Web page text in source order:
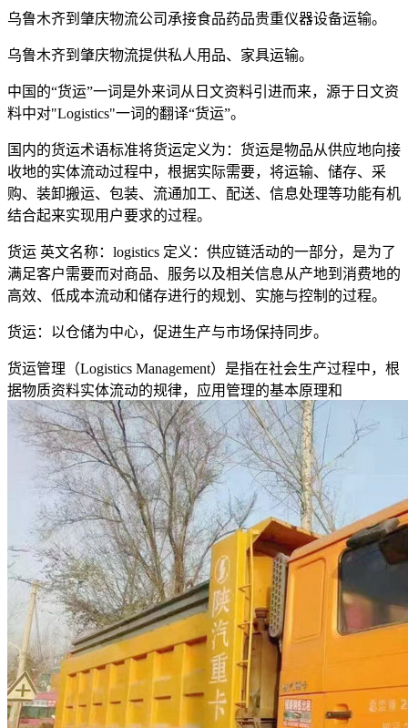
乌鲁木齐到肇庆物流公司承接食品药品贵重仪器设备运输。
乌鲁木齐到肇庆物流提供私人用品、家具运输。
中国的“货运”一词是外来词从日文资料引进而来，源于日文资
料中对"Logistics"一词的翻译“货运”。
国内的货运术语标准将货运定义为：货运是物品从供应地向接
收地的实体流动过程中，根据实际需要，将运输、储存、采
购、装卸搬运、包装、流通加工、配送、信息处理等功能有机
结合起来实现用户要求的过程。
货运 英文名称： logistics 定义：供应链活动的一部分，是为了
满足客户需要而对商品、服务以及相关信息从产地到消费地的
高效、低成本流动和储存进行的规划、实施与控制的过程。
货运：以仓储为中心，促进生产与市场保持同步。
货运管理（Logistics Management）是指在社会生产过程中，根
据物质资料实体流动的规律，应用管理的基本原理和